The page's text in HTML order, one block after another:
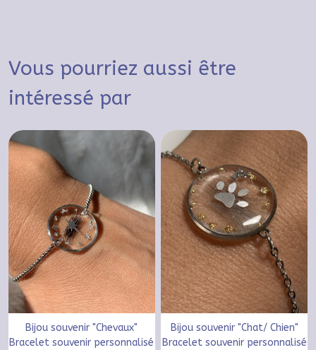
Vous pourriez aussi être
intéressé par
Bijou souvenir "Chevaux"
Bracelet souvenir personnalisé
Bijou souvenir "Chat/ Chien"
Bracelet souvenir personnalisé